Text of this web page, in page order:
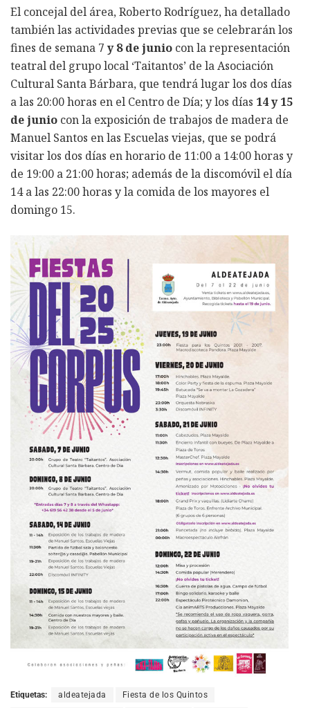
El concejal del área, Roberto Rodríguez, ha detallado
también las actividades previas que se celebrarán los
fines de semana 7 y 8 de junio con la representación
teatral del grupo local ‘Taitantos’ de la Asociación
Cultural Santa Bárbara, que tendrá lugar los dos días
a las 20:00 horas en el Centro de Día; y los días 14 y 15
de junio con la exposición de trabajos de madera de
Manuel Santos en las Escuelas viejas, que se podrá
visitar los dos días en horario de 11:00 a 14:00 horas y
de 19:00 a 21:00 horas; además de la discomóvil el día
14 a las 22:00 horas y la comida de los mayores el
domingo 15.
Etiquetas: aldeatejada Fiesta de los Quintos